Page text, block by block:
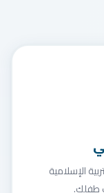
الإسلامية
طفلك.